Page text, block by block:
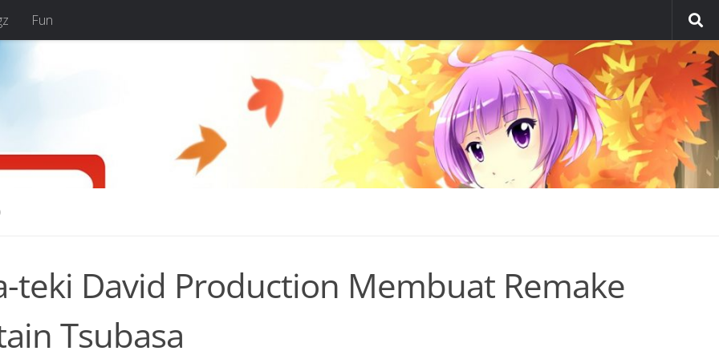
Fun
teki David Production Membuat Remake
Tsubasa